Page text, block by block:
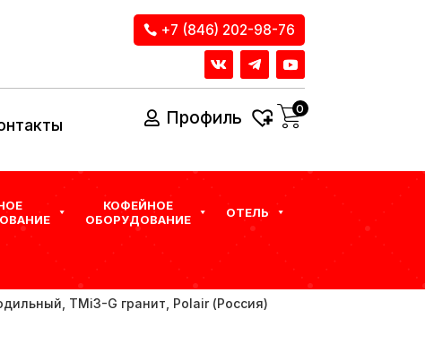
+7 (846) 202-98-76
Профиль 0
КОФЕЙНОЕ
ОБОРУДОВАНИЕ
ОТЕЛЬ
TMi3-G гранит, Polair (Россия)